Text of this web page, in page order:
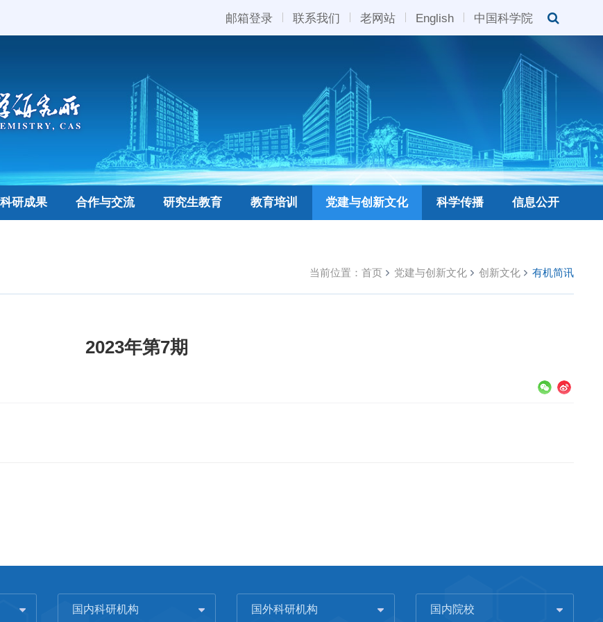
邮箱登录 联系我们 老网站 English 中国科学院
科研成果 合作与交流 研究生教育 教育培训 党建与创新文化 科学传播 信息公开
当前位置： 首页 党建与创新文化 创新文化 有机简讯
2023年第7期
国内科研机构 国外科研机构 国内院校